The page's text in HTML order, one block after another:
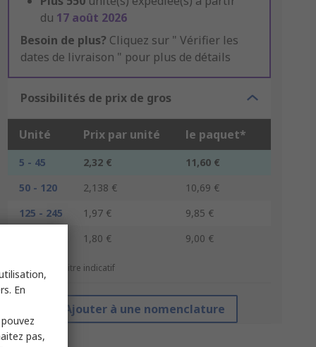
du 17 août 2026
Besoin de plus? Cliquez sur " Vérifier les
dates de livraison " pour plus de détails
Possibilités de prix de gros
Unité Prix par unité le paquet*
5 - 45 2,32 €
11,60 €
50 - 120
2,138 €
10,69 €
125 - 245
1,97 €
9,85 €
1,80 € 9,00 €
*Prix donné à titre indicatif
Ajouter à une nomenclature
En
pas,